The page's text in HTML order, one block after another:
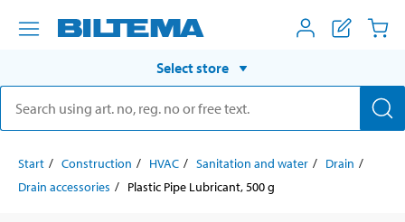
Select store
Start Construction HVAC Sanitation and water
Drain
Drain accessories
Plastic Pipe Lubricant, 500 g